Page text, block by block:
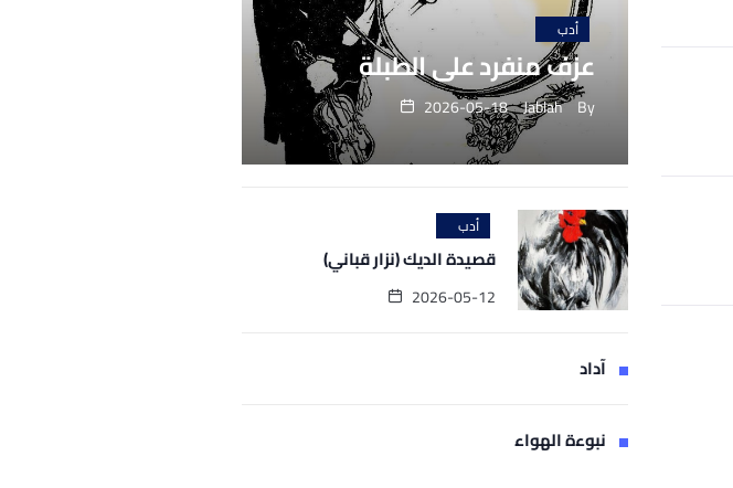
أدب
عزف منفرد على الطبلة
By
Jablah
2026-05-18
أدب
قصيدة الديك (نزار قباني)
2026-05-12
آداد
نبوءة الهواء